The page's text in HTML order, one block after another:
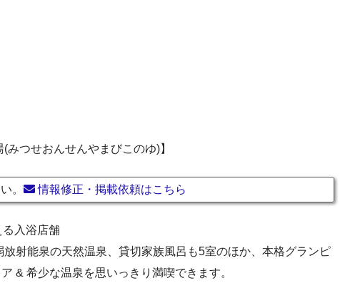
つせおんせんやまびこのゆ)】
。 情報修正・掲載依頼はこちら
入浴店舗
放射能泉の天然温泉、貸切家族風呂も5室のほか、本格グランピ
& 希少な温泉を思いっきり満喫できます。